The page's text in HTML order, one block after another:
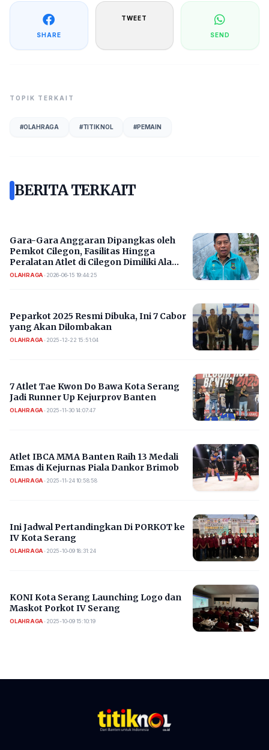
SHARE
TWEET
SEND
TOPIK TERKAIT
#OLAHRAGA #TITIK NOL #PEMAIN
BERITA TERKAIT
Gara-Gara Anggaran Dipangkas oleh
Pemkot Cilegon, Fasilitas Hingga
Peralatan Atlet di Cilegon Dimiliki Ala
Kadarnya
OLAHRAGA• 2026-06-15 19:44:25
Peparkot 2025 Resmi Dibuka, Ini 7 Cabor
yang Akan Dilombakan
OLAHRAGA• 2025-12-22 15:51:04
7 Atlet Tae Kwon Do Bawa Kota Serang
Jadi Runner Up Kejurprov Banten
OLAHRAGA• 2025-11-30 14:07:47
Atlet IBCA MMA Banten Raih 13 Medali
Emas di Kejurnas Piala Dankor Brimob
OLAHRAGA• 2025-11-24 10:58:58
Ini Jadwal Pertandingkan Di PORKOT ke
IV Kota Serang
OLAHRAGA• 2025-10-09 18:31:24
KONI Kota Serang Launching Logo dan
Maskot Porkot IV Serang
OLAHRAGA• 2025-10-09 15:10:19